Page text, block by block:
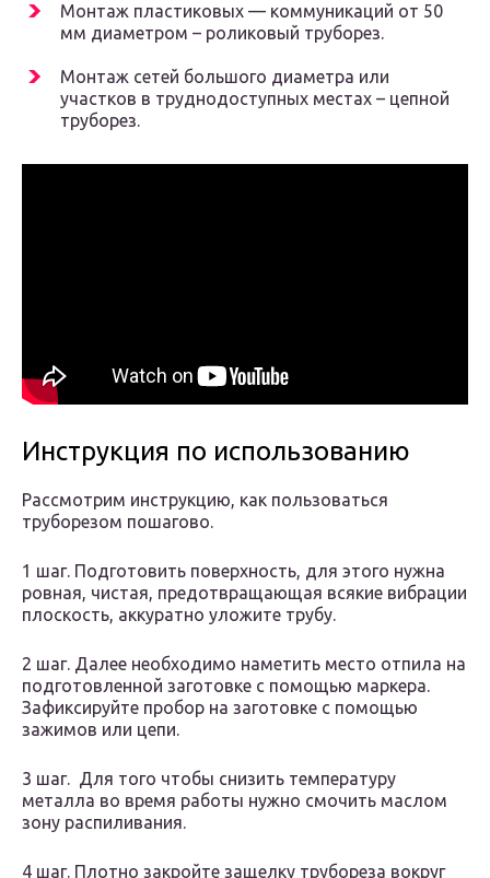
Монтаж пластиковых — коммуникаций от 50
мм диаметром – роликовый труборез.
Монтаж сетей большого диаметра или
участков в труднодоступных местах – цепной
труборез.
Инструкция по использованию
Рассмотрим инструкцию, как пользоваться
труборезом пошагово.
1 шаг. Подготовить поверхность, для этого нужна
ровная, чистая, предотвращающая всякие вибрации
плоскость, аккуратно уложите трубу.
2 шаг. Далее необходимо наметить место отпила на
подготовленной заготовке с помощью маркера.
Зафиксируйте пробор на заготовке с помощью
зажимов или цепи.
3 шаг. Для того чтобы снизить температуру
металла во время работы нужно смочить маслом
зону распиливания.
4 шаг. Плотно закройте защелку трубореза вокруг